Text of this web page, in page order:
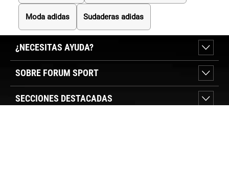
Moda adidas Sudaderas adidas
¿NECESITAS AYUDA?
SOBRE FORUM SPORT
SECCIONES DESTACADAS